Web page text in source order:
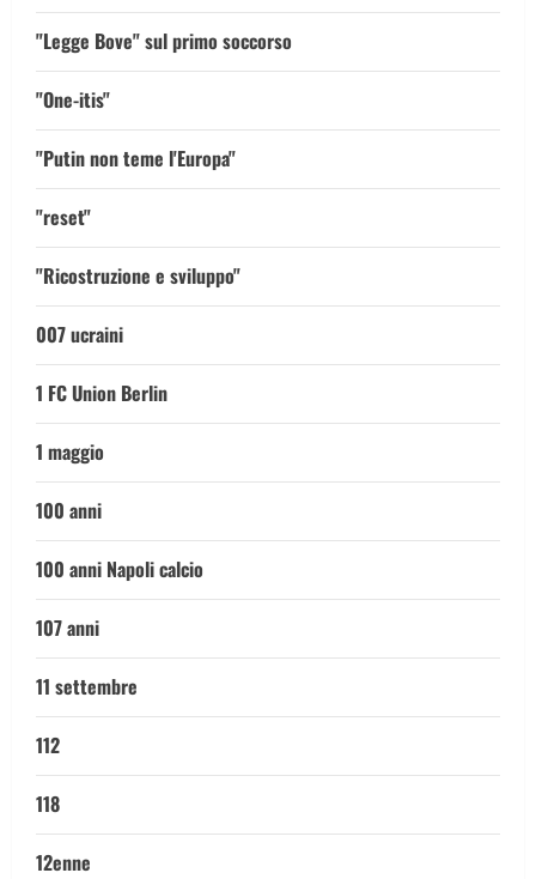
"Legge Bove" sul primo soccorso
"One-itis"
"Putin non teme l'Europa"
"reset"
"Ricostruzione e sviluppo"
007 ucraini
1 FC Union Berlin
1 maggio
100 anni
100 anni Napoli calcio
107 anni
11 settembre
112
118
12enne